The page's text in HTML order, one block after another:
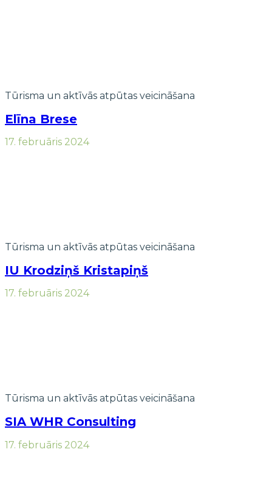
Tūrisma un aktīvās atpūtas veicināšana
Elīna Brese
17. februāris 2024
Tūrisma un aktīvās atpūtas veicināšana
IU Krodziņš Kristapiņš
17. februāris 2024
Tūrisma un aktīvās atpūtas veicināšana
SIA WHR Consulting
17. februāris 2024